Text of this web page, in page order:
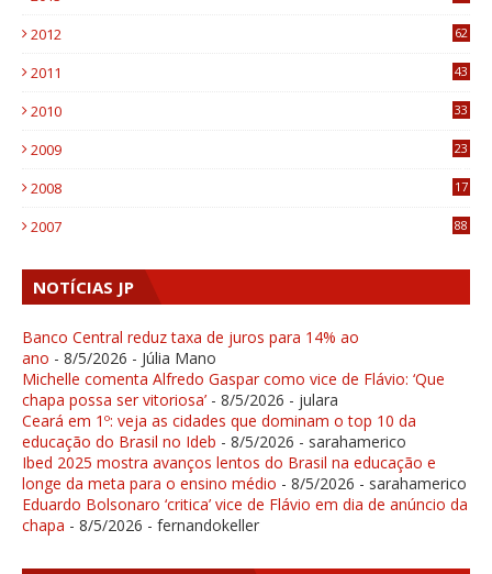
2012
62
2011
43
2010
33
2009
23
2008
17
2007 88
NOTÍCIAS JP
Banco Central reduz taxa de juros para 14% ao
ano - 8/5/2026 - Júlia Mano
Michelle comenta Alfredo Gaspar como vice de Flávio: ‘Que
chapa possa ser vitoriosa’ - 8/5/2026 - julara
Ceará em 1º: veja as cidades que dominam o top 10 da
educação do Brasil no Ideb - 8/5/2026 - sarahamerico
Ibed 2025 mostra avanços lentos do Brasil na educação e
longe da meta para o ensino médio - 8/5/2026 - sarahamerico
Eduardo Bolsonaro ‘critica’ vice de Flávio em dia de anúncio da
chapa - 8/5/2026 - fernandokeller